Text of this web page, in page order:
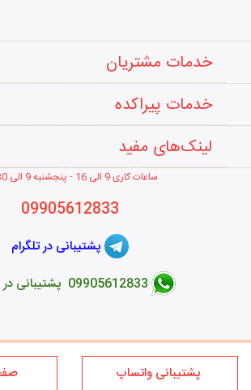
خدمات مشتریان
خدمات پیراکده
لینک‌های مفید
ساعات کاری 9 الی 16 - پنجشنبه 9 الی 12
09905612833
پشتیبانی در تلگرام
09905612833 پشتیبانی در واتساپ
طراحی فروشگاه اینترنتی
کلیه حقوق این سایت متعلق به برند پیراکده می‌باشد؛
پشتیبانی واتساپ